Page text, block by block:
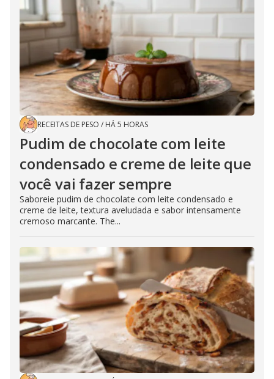
RECEITAS DE PESO / HÁ 5 HORAS
Pudim de chocolate com leite
condensado e creme de leite que
você vai fazer sempre
Saboreie pudim de chocolate com leite condensado e
creme de leite, textura aveludada e sabor intensamente
cremoso marcante. The...